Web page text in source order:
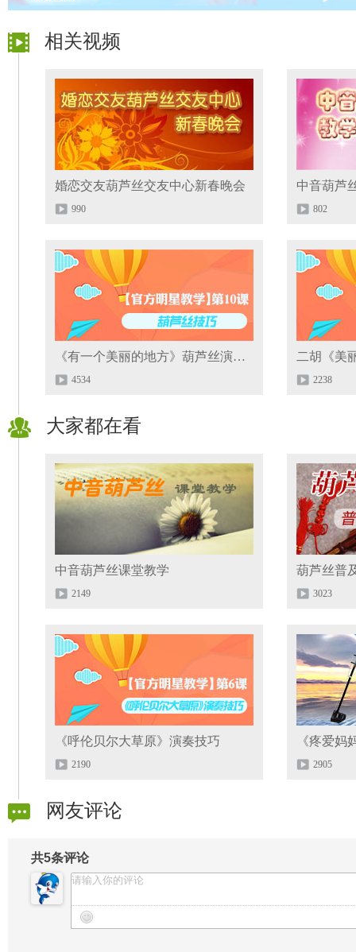
相关视频
婚恋交友葫芦丝交友中心新春晚会
990
中音葫芦
802
《有一个美丽的地方》葫芦丝演奏技巧
4534
二胡《美
2238
大家都在看
中音葫芦丝课堂教学
2149
葫芦丝普
3023
《呼伦贝尔大草原》演奏技巧
2190
《疼爱妈
2905
网友评论
共5条评论